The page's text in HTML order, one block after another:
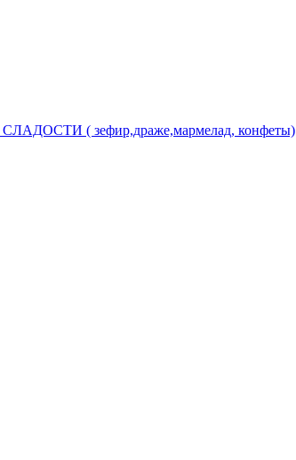
( зефир,драже,мармелад, конфеты)